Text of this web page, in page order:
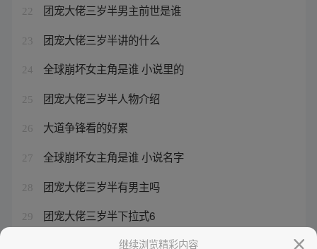
22 团宠大佬三岁半男主前世是谁
23 团宠大佬三岁半讲的什么
24 全球崩坏女主角是谁 小说里的
25 团宠大佬三岁半人物介绍
26 大道争锋看的好累
27 全球崩坏女主角是谁 小说名字
28 团宠大佬三岁半有男主吗
29 团宠大佬三岁半下拉式6
全球崩坏女主角是谁 小说推荐
继续浏览精彩内容